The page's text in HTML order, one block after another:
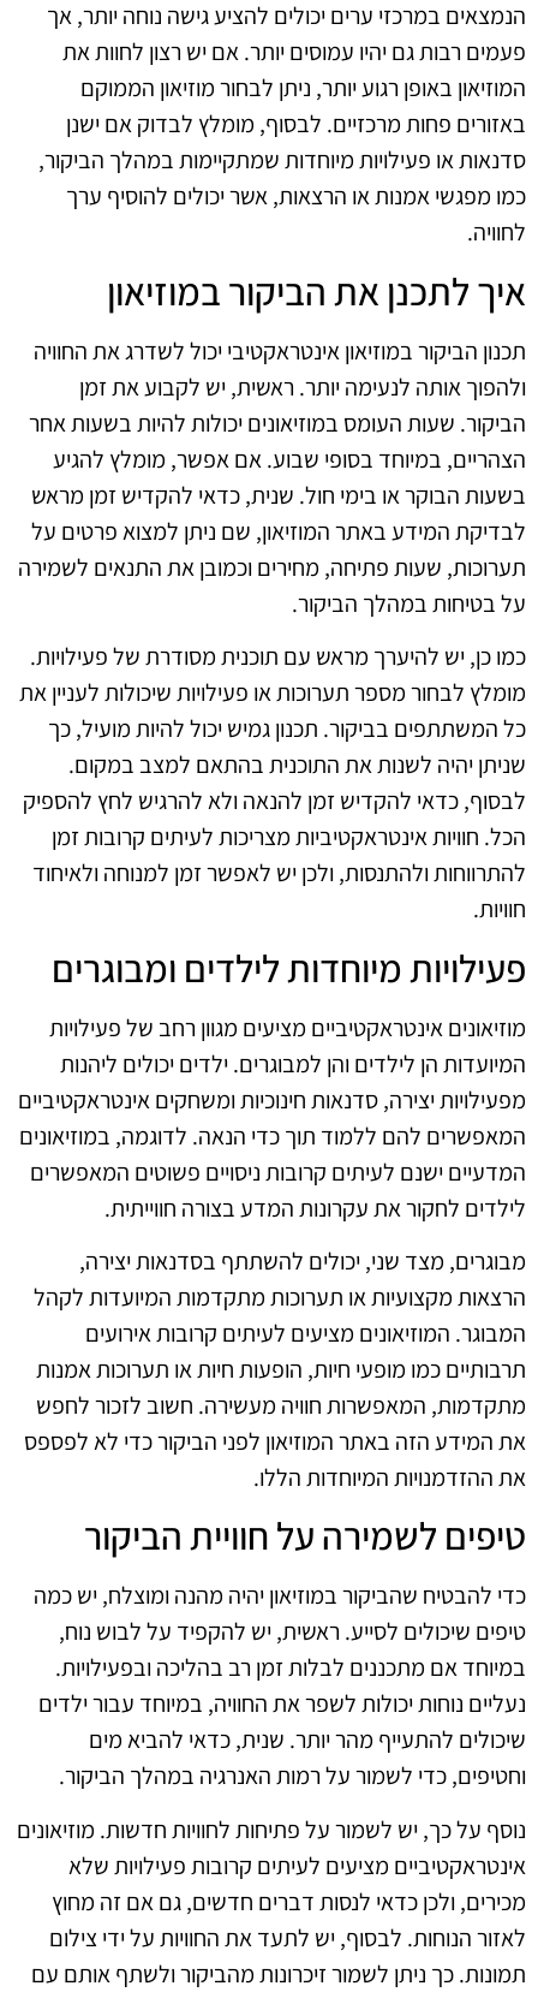
הנמצאים במרכזי ערים יכולים להציע גישה נוחה יותר, אך
פעמים רבות גם יהיו עמוסים יותר. אם יש רצון לחוות את
המוזיאון באופן רגוע יותר, ניתן לבחור מוזיאון הממוקם
באזורים פחות מרכזיים. לבסוף, מומלץ לבדוק אם ישנן
סדנאות או פעילויות מיוחדות שמתקיימות במהלך הביקור,
כמו מפגשי אמנות או הרצאות, אשר יכולים להוסיף ערך
לחוויה.
איך לתכנן את הביקור במוזיאון
תכנון הביקור במוזיאון אינטראקטיבי יכול לשדרג את החוויה
ולהפוך אותה לנעימה יותר. ראשית, יש לקבוע את זמן
הביקור. שעות העומס במוזיאונים יכולות להיות בשעות אחר
הצהריים, במיוחד בסופי שבוע. אם אפשר, מומלץ להגיע
בשעות הבוקר או בימי חול. שנית, כדאי להקדיש זמן מראש
לבדיקת המידע באתר המוזיאון, שם ניתן למצוא פרטים על
תערוכות, שעות פתיחה, מחירים וכמובן את התנאים לשמירה
על בטיחות במהלך הביקור.
כמו כן, יש להיערך מראש עם תוכנית מסודרת של פעילויות.
מומלץ לבחור מספר תערוכות או פעילויות שיכולות לעניין את
כל המשתתפים בביקור. תכנון גמיש יכול להיות מועיל, כך
שניתן יהיה לשנות את התוכנית בהתאם למצב במקום.
לבסוף, כדאי להקדיש זמן להנאה ולא להרגיש לחץ להספיק
הכל. חוויות אינטראקטיביות מצריכות לעיתים קרובות זמן
להתרווחות ולהתנסות, ולכן יש לאפשר זמן למנוחה ולאיחוד
חוויות.
פעילויות מיוחדות לילדים ומבוגרים
מוזיאונים אינטראקטיביים מציעים מגוון רחב של פעילויות
המיועדות הן לילדים והן למבוגרים. ילדים יכולים ליהנות
מפעילויות יצירה, סדנאות חינוכיות ומשחקים אינטראקטיביים
המאפשרים להם ללמוד תוך כדי הנאה. לדוגמה, במוזיאונים
המדעיים ישנם לעיתים קרובות ניסויים פשוטים המאפשרים
לילדים לחקור את עקרונות המדע בצורה חווייתית.
מבוגרים, מצד שני, יכולים להשתתף בסדנאות יצירה,
הרצאות מקצועיות או תערוכות מתקדמות המיועדות לקהל
המבוגר. המוזיאונים מציעים לעיתים קרובות אירועים
תרבותיים כמו מופעי חיות, הופעות חיות או תערוכות אמנות
מתקדמות, המאפשרות חוויה מעשירה. חשוב לזכור לחפש
את המידע הזה באתר המוזיאון לפני הביקור כדי לא לפספס
את ההזדמנויות המיוחדות הללו.
טיפים לשמירה על חוויית הביקור
כדי להבטיח שהביקור במוזיאון יהיה מהנה ומוצלח, יש כמה
טיפים שיכולים לסייע. ראשית, יש להקפיד על לבוש נוח,
במיוחד אם מתכננים לבלות זמן רב בהליכה ובפעילויות.
נעליים נוחות יכולות לשפר את החוויה, במיוחד עבור ילדים
שיכולים להתעייף מהר יותר. שנית, כדאי להביא מים
וחטיפים, כדי לשמור על רמות האנרגיה במהלך הביקור.
נוסף על כך, יש לשמור על פתיחות לחוויות חדשות. מוזיאונים
אינטראקטיביים מציעים לעיתים קרובות פעילויות שלא
מכירים, ולכן כדאי לנסות דברים חדשים, גם אם זה מחוץ
לאזור הנוחות. לבסוף, יש לתעד את החוויות על ידי צילום
תמונות. כך ניתן לשמור זיכרונות מהביקור ולשתף אותם עם